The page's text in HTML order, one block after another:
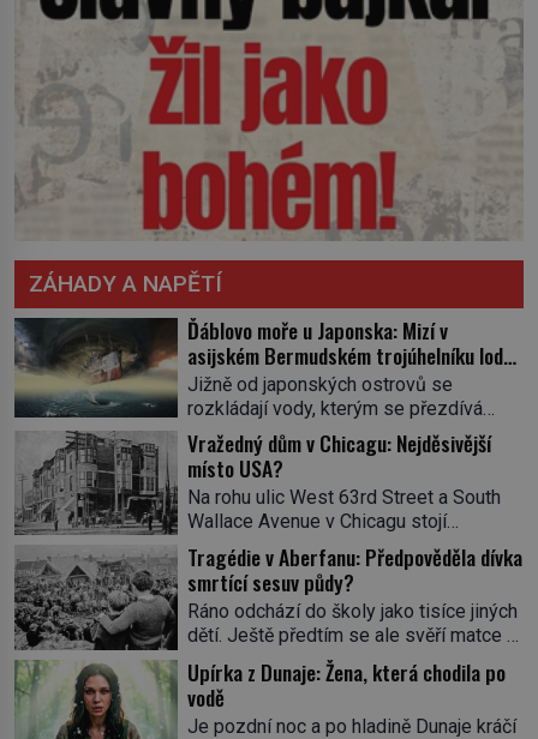
ZÁHADY A NAPĚTÍ
Ďáblovo moře u Japonska: Mizí v
asijském Bermudském trojúhelníku lodě
ve spárech neznámé síly?
Jižně od japonských ostrovů se
rozkládají vody, kterým se přezdívá
Ďáblovo moře. Vypráví se o lodích
mizejících beze stopy, podivných
světlech, zrádných proudech i mořských
dracích, kteří měli tyto končiny střežit už
v dávných legendách. Je tichomořský
Dračí trojúhelník skutečně prokletým
místem, nebo se zde jen nebezpečná
příroda proměnila v jednu z
nejpůsobivějších námořních záhad? […]
Vražedný dům v Chicagu: Nejděsivější
místo USA?
Na rohu ulic West 63rd Street a South
Wallace Avenue v Chicagu stojí
nenápadná pošta. Nemá žádný speciální
nápis ani pamětní desku. A přesto prý
místní zaměstnanci neradi chodí do
sklepa. Právě tady totiž sídlil sériový
vrah H. H. Holmes a také
nejpropracovanější past na lidi
v dějinách americké kriminalistiky.
Herman Webster Mudgett (1861–1896)
Tragédie v Aberfanu: Předpověděla dívka
smrtící sesuv půdy?
Ráno odchází do školy jako tisíce jiných
dětí. Ještě předtím se ale svěří matce s
podivným snem. Ve škole, kterou dobře
zná, tentokrát nevidí budovu ani
spolužáky. Místo nich se před ní tyčí
cosi temného. O několik hodin později je
Upírka z Dunaje: Žena, která chodila po
vodě
Je pozdní noc a po hladině Dunaje kráčí